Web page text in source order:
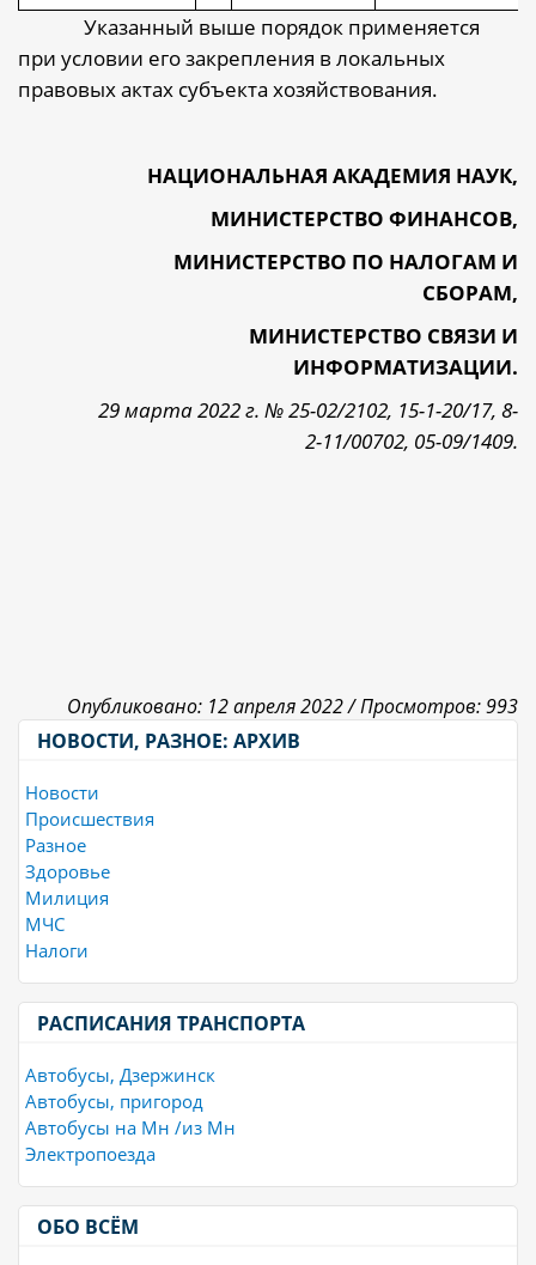
Указанный выше порядок применяется
при условии его закрепления в локальных
правовых актах субъекта хозяйствования.
НАЦИОНАЛЬНАЯ АКАДЕМИЯ НАУК,
МИНИСТЕРСТВО ФИНАНСОВ,
МИНИСТЕРСТВО ПО НАЛОГАМ И
СБОРАМ,
МИНИСТЕРСТВО СВЯЗИ И
ИНФОРМАТИЗАЦИИ.
29 марта 2022 г. № 25-02/2102, 15-1-20/17, 8-
2-11/00702, 05-09/1409.
Опубликовано: 12 апреля 2022 /Просмотров: 993
НОВОСТИ, РАЗНОЕ: АРХИВ
Новости
Происшествия
Разное
Здоровье
Милиция
МЧС
Налоги
РАСПИСАНИЯ ТРАНСПОРТА
Автобусы, Дзержинск
Автобусы, пригород
Автобусы на Мн /из Мн
Электропоезда
ОБО ВСЁМ